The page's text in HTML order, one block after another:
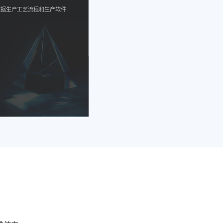
生产工艺流程和生产软件